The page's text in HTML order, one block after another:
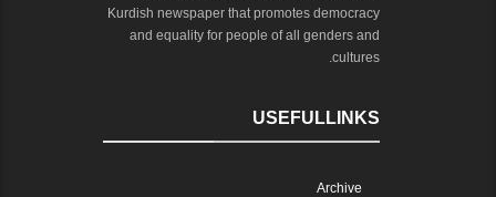
Kurdish newspaper that promotes democracy
and equality for people of all genders and
cultures.
USEFULLINKS
Archive